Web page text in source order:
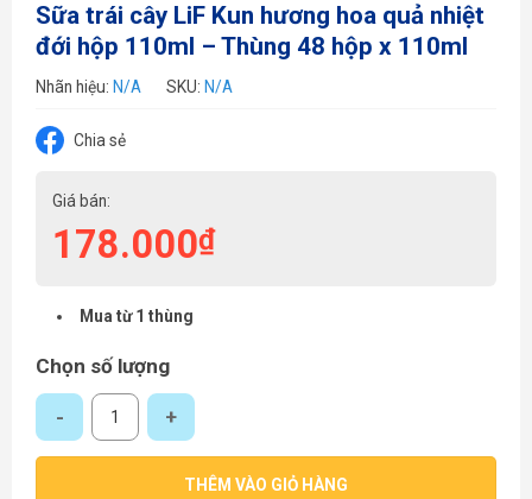
Sữa trái cây LiF Kun hương hoa quả nhiệt
đới hộp 110ml – Thùng 48 hộp x 110ml
Nhãn hiệu: N/A SKU: N/A
Chia sẻ
Giá bán:
178.000₫
Mua từ 1 thùng
Chọn số lượng
Sữa trái cây LiF Kun hương hoa quả nhiệt đới hộp 110ml - Thùng 48 hộp
THÊM VÀO GIỎ HÀNG